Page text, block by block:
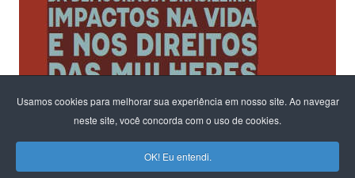
Usamos cookies para melhorar sua experiência em nosso site. Ao navegar
neste site, você concorda com o uso de cookies.
OK! Eu entendi.